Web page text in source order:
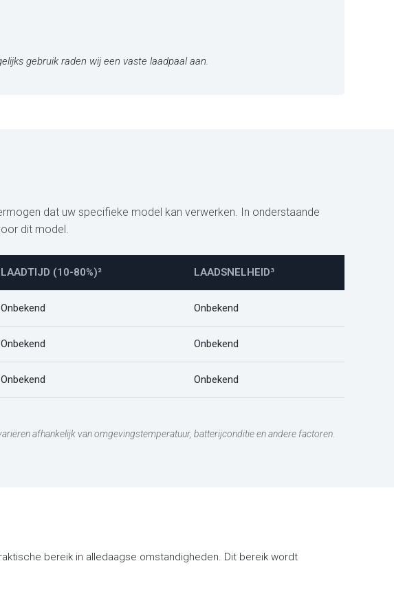
gebruik raden wij een vaste laadpaal aan.
dat uw specifieke model kan verwerken. In onderstaande
dit model.
LAADTIJD (10-80%)² LAADSNELHEID³
Onbekend Onbekend
Onbekend Onbekend
Onbekend Onbekend
afhankelijk van omgevingstemperatuur, batterijconditie en andere factoren.
bereik in alledaagse omstandigheden. Dit bereik wordt